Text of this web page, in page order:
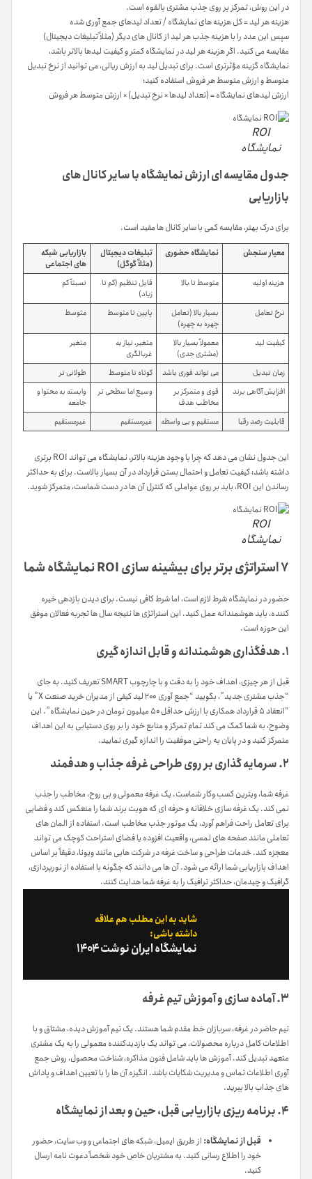
در این روش، تمرکز بر روی جذب مشتری بالقوه است.
هزینه هر لید = کل هزینه های نمایشگاه / تعداد لیدهای جمع آوری شده
سپس این عدد را با هزینه جذب هر لید از کانال های دیگر (مثلاً تبلیغات دیجیتال)
مقایسه می کنید. اگر هزینه هر لید در نمایشگاه کمتر و کیفیت لیدها بالاتر باشد،
نمایشگاه گزینه مؤثرتری است. برای تبدیل لید به ارزش ریالی، می توانید از نرخ تبدیل
متوسط و ارزش متوسط هر فروش استفاده کنید:
ارزش لیدهای نمایشگاه = (تعداد لیدها × نرخ تبدیل) × ارزش متوسط هر فروش
ROI
نمایشگاه
جدول مقایسه ای ارزش نمایشگاه با سایر کانال های
بازاریابی
برای درک بهتر، مقایسه کمی با سایر کانال ها مفید است.
معیار سنجش نمایشگاه حضوری
تبلیغات دیجیتال
(مثلاً گوگل)
بازاریابی شبکه
های اجتماعی
هزینه اولیه
متوسط تا بالا
قابل تنظیم (کم تا
زیاد)
نسبتاً کم
نرخ تعامل
بسیار بالا (تعامل
چهره به چهره)
پایین تا متوسط متوسط
کیفیت لید
معمولاً بسیار بالا
(مشتری جدی)
متغیر، نیاز به
غربالگری
متغیر
زمان تبدیل می تواند فوری باشد کوتاه تا متوسط
طولانی تر
افزایش آگاهی برند
قوی و متمرکز بر
مخاطب هدف
وسیع اما سطحی تر
وابسته به محتوا و
جامعه
قابلیت رصد رقبا
مستقیم و بی واسطه غیرمستقیم غیرمستقیم
این جدول نشان می دهد که چرا با وجود هزینه بالاتر، نمایشگاه می تواند ROI برتری
داشته باشد: کیفیت تعامل و احتمال بستن قرارداد در آن بسیار بالاست. برای به حداکثر
رساندن این ROI، باید بر روی عواملی که کنترل آن ها در دست شماست، متمرکز شوید.
ROI
نمایشگاه
۷ استراتژی برتر برای بیشینه سازی ROI نمایشگاه شما
حضور در نمایشگاه شرط لازم است، اما شرط کافی نیست. برای دیدن بازدهی خیره
کننده، باید هوشمندانه عمل کنید. این استراتژی ها نتیجه سال ها تجربه فعالان موفق
این حوزه است.
۱. هدفگذاری هوشمندانه و قابل اندازه گیری
قبل از هر چیزی، اهداف خود را به دقت و با چارچوب SMART تعریف کنید. به جای
“جذب مشتری جدید”، بگویید “جمع آوری ۲۰۰ لید کیفی از مدیران خرید صنعت X” یا
“انعقاد ۵ قرارداد همکاری با ارزش حداقل ۵۰ میلیون تومان در حین نمایشگاه”. این
وضوح، به شما کمک می کند تمام تمرکز و منابع خود را بر روی دستیابی به این اهداف
متمرکز کنید و در پایان به راحتی موفقیت را اندازه گیری نمایید.
۲. سرمایه گذاری بر روی طراحی غرفه جذاب و هدفمند
غرفه شما، ویترین کسب وکار شماست. یک غرفه معمولی و بی روح، مخاطب را جذب
نمی کند. یک غرفه سازی خلاقانه و حرفه ای که هویت برند شما را منعکس کند و فضایی
برای تعامل راحت فراهم آورد، یک موتور جذب مخاطب است. استفاده از المان های
تعاملی مانند صفحه های لمسی، واقعیت افزوده یا فضای استراحت کوچک می تواند
معجزه کند. خدمات طراحی و ساخت غرفه در شرکت هایی مانند ویونا، دقیقاً بر اساس
اهداف بازاریابی شما ارائه می شود. آن ها می دانند که چگونه با استفاده از نورپردازی،
گرافیک و چیدمان، حداکثر ترافیک را به غرفه شما هدایت کنند.
شاید به این مطلب هم علاقه
داشته باشی:
نمایشگاه ایران نوشت ۱۴۰۴
۳. آماده سازی و آموزش تیم غرفه
تیم حاضر در غرفه، سربازان خط مقدم شما هستند. یک تیم آموزش دیده، مشتاق و با
اطلاعات کامل درباره محصولات، می تواند یک بازدیدکننده معمولی را به یک مشتری
متعهد تبدیل کند. آموزش ها باید شامل فنون مذاکره، شناخت محصول، روش جمع
آوری اطلاعات تماس و مدیریت شکایات باشد. انگیزه آن ها را با تعیین اهداف و پاداش
های جذاب بالا ببرید.
۴. برنامه ریزی بازاریابی قبل، حین و بعد از نمایشگاه
قبل از نمایشگاه: از طریق ایمیل، شبکه های اجتماعی و وب سایت، حضور
خود را اطلاع رسانی کنید. به مشتریان خاص خود شخصاً دعوت نامه ارسال
کنید.